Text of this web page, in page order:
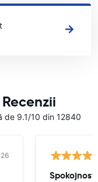
de 9.1/10 din 12840
Spokojnosť